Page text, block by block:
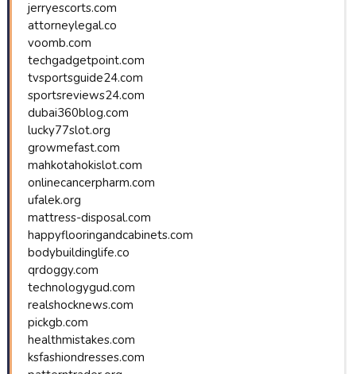
jerryescorts.com
attorneylegal.co
voomb.com
techgadgetpoint.com
tvsportsguide24.com
sportsreviews24.com
dubai360blog.com
lucky77slot.org
growmefast.com
mahkotahokislot.com
onlinecancerpharm.com
ufalek.org
mattress-disposal.com
happyflooringandcabinets.com
bodybuildinglife.co
qrdoggy.com
technologygud.com
realshocknews.com
pickgb.com
healthmistakes.com
ksfashiondresses.com